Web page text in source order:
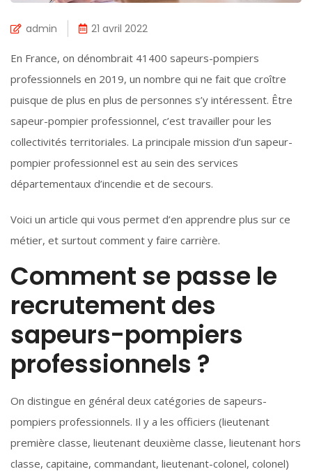
admin 21 avril 2022
En France, on dénombrait 41400 sapeurs-pompiers
professionnels en 2019, un nombre qui ne fait que croître
puisque de plus en plus de personnes s’y intéressent. Être
sapeur-pompier professionnel, c’est travailler pour les
collectivités territoriales. La principale mission d’un sapeur-
pompier professionnel est au sein des services
départementaux d’incendie et de secours.
Voici un article qui vous permet d’en apprendre plus sur ce
métier, et surtout comment y faire carrière.
Comment se passe le
recrutement des
sapeurs-pompiers
professionnels ?
On distingue en général deux catégories de sapeurs-
pompiers professionnels. Il y a les officiers (lieutenant
première classe, lieutenant deuxième classe, lieutenant hors
classe, capitaine, commandant, lieutenant-colonel, colonel)